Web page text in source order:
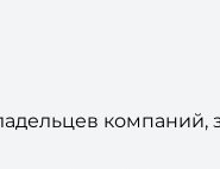
компаний,